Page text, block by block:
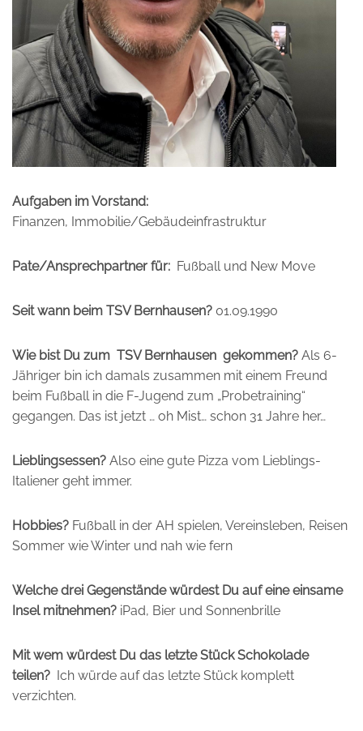
Aufgaben im Vorstand:
Finanzen, Immobilie/Gebäudeinfrastruktur
Pate/Ansprechpartner für: Fußball und New Move
Seit wann beim TSV Bernhausen? 01.09.1990
Wie bist Du zum TSV Bernhausen gekommen? Als 6-
Jähriger bin ich damals zusammen mit einem Freund
beim Fußball in die F-Jugend zum „Probetraining“
gegangen. Das ist jetzt … oh Mist… schon 31 Jahre her…
Lieblingsessen? Also eine gute Pizza vom Lieblings-
Italiener geht immer.
Hobbies? Fußball in der AH spielen, Vereinsleben, Reisen
Sommer wie Winter und nah wie fern
Welche drei Gegenstände würdest Du auf eine einsame
Insel mitnehmen? iPad, Bier und Sonnenbrille
Mit wem würdest Du das letzte Stück Schokolade
teilen? Ich würde auf das letzte Stück komplett
verzichten.